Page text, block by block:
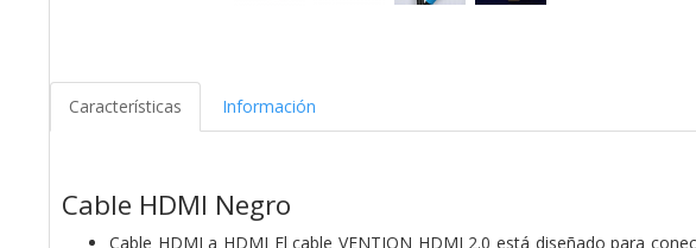
Características Información
Cable HDMI Negro
Cable HDMI a HDMI El cable VENTION HDMI 2.0 está diseñado para